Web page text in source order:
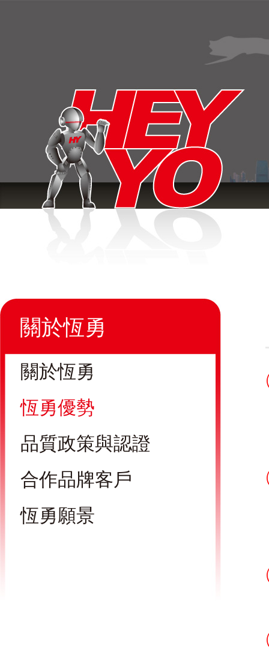
關於恆勇
關於恆勇
恆勇優勢
品質政策與認證
合作品牌客戶
恆勇願景